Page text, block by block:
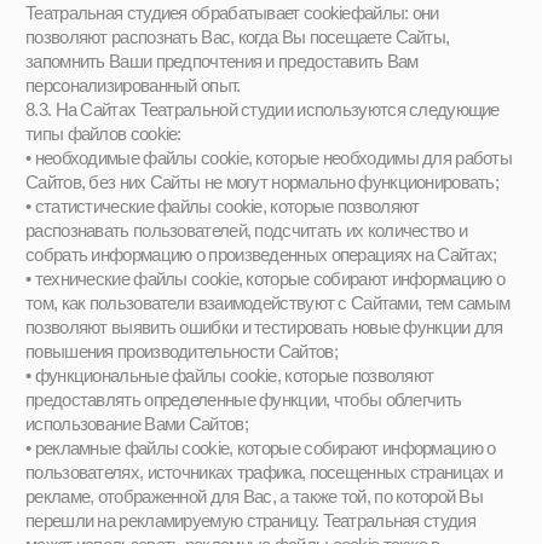
Коммьюнити
Обратная связь
*META является запрещённой
организацией на территории
РФ
Telegram-канал
Instagram*
+7
Отправить
Родителям и детям
Блог
Контакты
Адрес:
Тел:
Москва, улица Верхняя
Красносельская, 7с2
+7 991 779–26–20
Чат: